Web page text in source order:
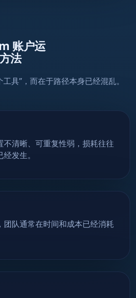
账户运
法
具”，而在于路径本身已经混乱。
不清晰、可重复性弱，损耗往往
发生。
团队通常在时间和成本已经消耗